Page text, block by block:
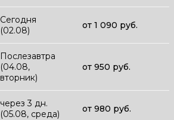
Сегодня
(02.08)
от 1 090 руб.
Послезавтра
(04.08,
вторник)
от 950 руб.
через 3 дн.
(05.08, среда)
от 980 руб.